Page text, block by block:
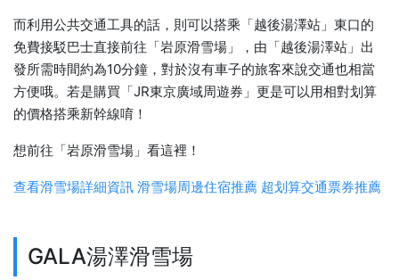
而利用公共交通工具的話，則可以搭乘「越後湯澤站」東口的
免費接駁巴士直接前往「岩原滑雪場」，由「越後湯澤站」出
發所需時間約為10分鐘，對於沒有車子的旅客來說交通也相當
方便哦。若是購買「JR東京廣域周遊券」更是可以用相對划算
的價格搭乘新幹線唷！
想前往「岩原滑雪場」看這裡！
查看滑雪場詳細資訊 滑雪場周邊住宿推薦 超划算交通票券推薦
GALA湯澤滑雪場